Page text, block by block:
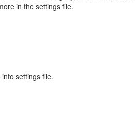
in the settings file.
settings file.